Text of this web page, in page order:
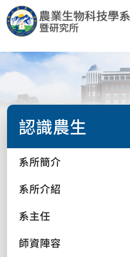
認識農生
系所簡介
系所介紹
系主任
師資陣容